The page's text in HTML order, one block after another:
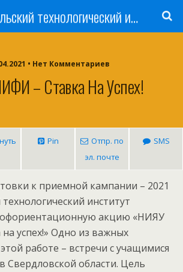
Новоуральский технологический институт НИЯУ МИФИ
• Нет Комментариев
– Ставка На Успех!
Pin
Отпр. по
эл. почте
SMS
к приемной кампании – 2021
институт
акцию «НИЯУ
успех!» Одно из важных
работе – встречи с учащимися
Свердловской области. Цель